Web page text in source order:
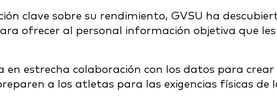
clave sobre su rendimiento, GVSU ha
ofrecer al personal información objetiva que les
estrecha colaboración con los datos para crear
a los atletas para las exigencias físicas de